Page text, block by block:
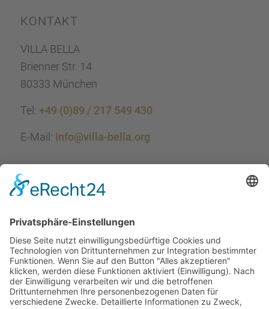
KONTAKT
VILLA BELLA
Brien­ner Str. 14
80333 München
Tel: +49 (0)89 / 217 549 430
E‑Mail: info@villa-bella.org
ÖFFNUNGS­ZEI­TEN
Mo-Do: 09:00 — 20:00 Uhr
Fr: 09:00 — 18:00 Uhr
Sa*: 10:00 — 18:00 Uhr
*auf Anfrage 3x im Monat